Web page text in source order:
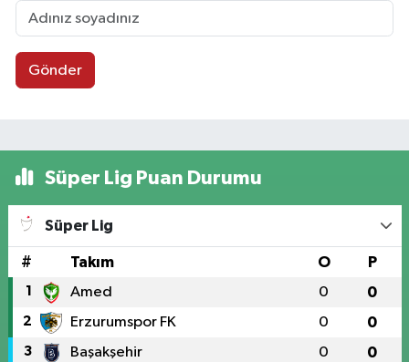
Gönder
Süper Lig Puan Durumu
Süper Lig
# Takım O P
1 Amed 0 0
2 Erzurumspor FK 0 0
3 Başakşehir 0 0